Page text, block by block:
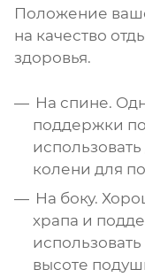
Положение
на качество
здоровья.
На спине.
поддержки
колени для
На боку.
храпа и
высоте